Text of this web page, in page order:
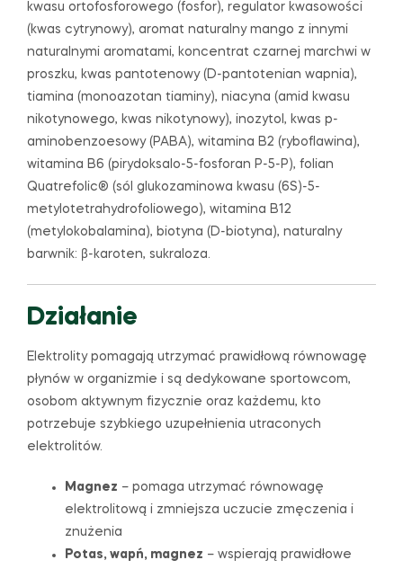
kwasu ortofosforowego (fosfor), regulator kwasowości
(kwas cytrynowy), aromat naturalny mango z innymi
naturalnymi aromatami, koncentrat czarnej marchwi w
proszku, kwas pantotenowy (D-pantotenian wapnia),
tiamina (monoazotan tiaminy), niacyna (amid kwasu
nikotynowego, kwas nikotynowy), inozytol, kwas p-
aminobenzoesowy (PABA), witamina B2 (ryboflawina),
witamina B6 (pirydoksalo-5-fosforan P-5-P), folian
Quatrefolic® (sól glukozaminowa kwasu (6S)-5-
metylotetrahydrofoliowego), witamina B12
(metylokobalamina), biotyna (D-biotyna), naturalny
barwnik: β-karoten, sukraloza.
Działanie
Elektrolity pomagają utrzymać prawidłową równowagę
płynów w organizmie i są dedykowane sportowcom,
osobom aktywnym fizycznie oraz każdemu, kto
potrzebuje szybkiego uzupełnienia utraconych
elektrolitów.
Magnez – pomaga utrzymać równowagę
elektrolitową i zmniejsza uczucie zmęczenia i
znużenia
Potas, wapń, magnez – wspierają prawidłowe